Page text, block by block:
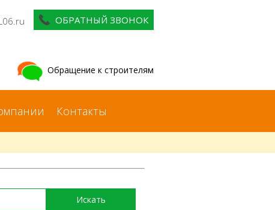
ОБРАТНЫЙ ЗВОНОК
Обращение к строителям
Контакты